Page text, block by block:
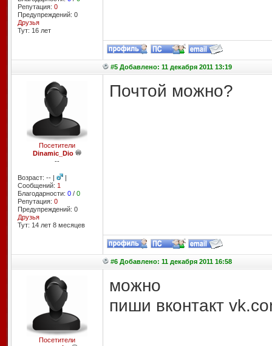
Репутация: 0
Предупреждений: 0
Друзья
Тут: 16 лет
#5 Добавлено: 11 декабря 2011 13:19
Посетители
Dinamic_Dio
--
Возраст: -- |
|
Сообщений: 1
Благодарности: 0/ 0
Репутация: 0
Предупреждений: 0
Друзья
Тут: 14 лет 8 месяцев
Почтой можно?
#6 Добавлено: 11 декабря 2011 16:58
Посетители
можно
пиши вконтакт